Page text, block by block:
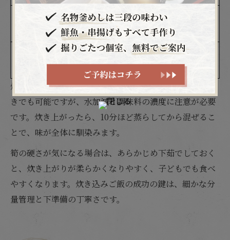
小さじ1〜2（お好
みで）
色味と風味を整える
通常の炊飯時と同
炊飯器の設定は「炊き込みモード」が最適です。通常炊
きでも可能ですが、水加減と調味料の濃度に注意が必要
です。炊き上がったら、10分ほど蒸らしてから混ぜるこ
とで、味が全体に馴染みます。
筍の硬さが気になる場合は、あらかじめ下茹でしておく
と、炊き上がりが柔らかくなりやすく、子どもでも食べ
やすくなります。炊き込みご飯の成功の鍵は、細かな分
量管理と下準備の丁寧さです。